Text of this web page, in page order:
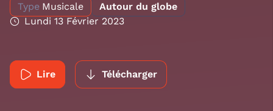
Type Musicale
Autour du globe
Lundi 13 Février 2023
Lire Télécharger